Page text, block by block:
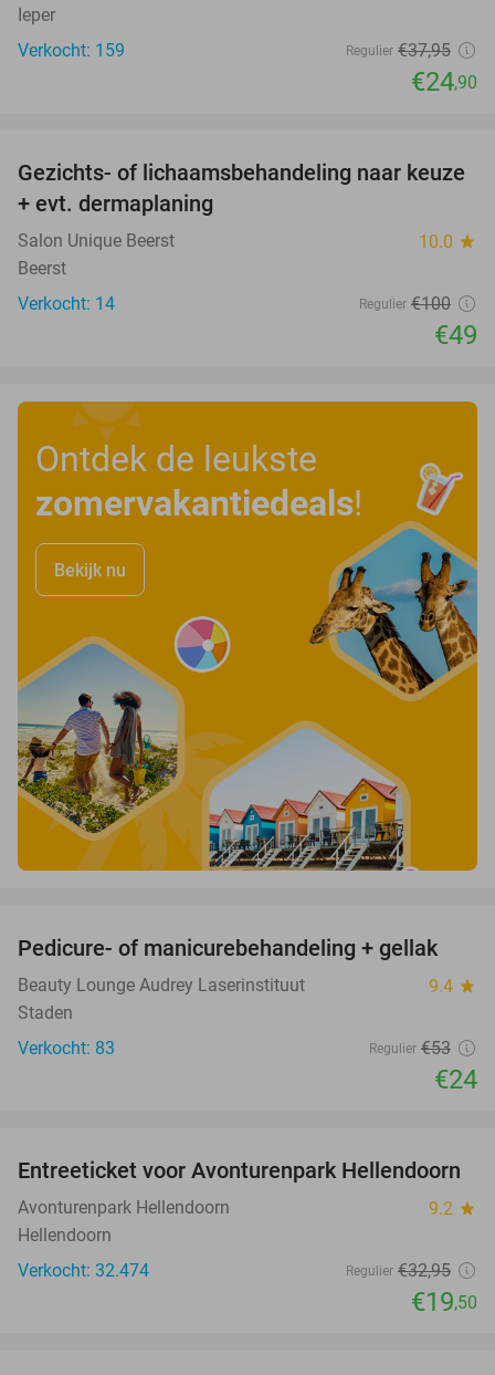
Ieper
Verkocht: 159
Regulier €37,95
€24,90
51%
Gezichts- of lichaamsbehandeling naar keuze
+ evt. dermaplaning
Salon Unique Beerst 10.0 star
Beerst
Verkocht: 14
Regulier €100
€49
Ontdek de leukste
zomervakantiedeals!
Bekijk nu
55%
Pedicure- of manicurebehandeling + gellak
Beauty Lounge Audrey Laserinstituut 9.4 star
Staden
Verkocht: 83
Regulier €53
€24
41%
Entreeticket voor Avonturenpark Hellendoorn
Avonturenpark Hellendoorn 9.2 star
Hellendoorn
Verkocht: 32.474
Regulier €32,95
€19,50